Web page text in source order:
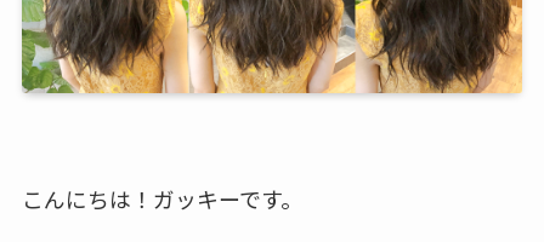
こんにちは！ガッキーです。